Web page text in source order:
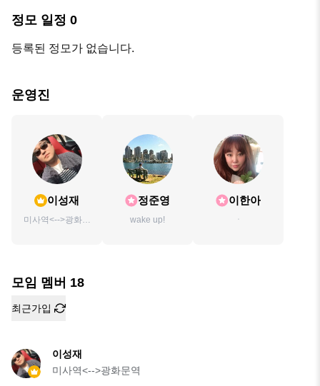
정모 일정 0
등록된 정모가 없습니다.
운영진
이성재
미사역<-->광화문
정준영
wake up!
이한아
ㆍ
모임 멤버 18
최근가입
이성재
미사역<-->광화문역